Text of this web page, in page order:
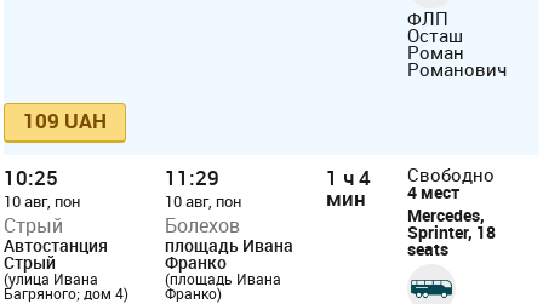
ФЛП
Осташ
Роман
Романович
109 UAH
10:25
10 авг, пон
Стрый
Автостанция
Стрый
(улица Ивана
Багряного; дом 4)
11:29
10 авг, пон
Болехов
площадь Ивана
Франко
(площадь Ивана
Франко)
1 ч 4
мин
Свободно
4 мест
Mercedes,
Sprinter, 18
seats